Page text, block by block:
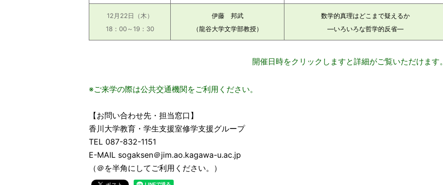
12月22日（木）
18：00～19：30
伊藤 邦武
（龍谷大学文学部教授）
数学的真理はどこまで疑えるか
—いろいろな哲学的反省—
開催日時をクリックしますと詳細がご覧いただけます。
※ご来学の際は公共交通機関をご利用ください。
【お問い合わせ先・担当窓口】
香川大学教育・学生支援室修学支援グループ
TEL 087-832-1151
E-MAIL sogaksen＠jim.ao.kagawa-u.ac.jp
（＠を半角にしてご利用ください。）